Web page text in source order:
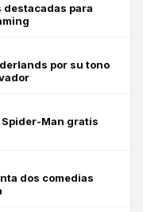
destacadas para
por su tono
Man gratis
dos comedias